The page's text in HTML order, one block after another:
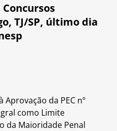
Concursos
, TJ/SP, último dia
da PEC nº
como Limite
da Maioridade Penal